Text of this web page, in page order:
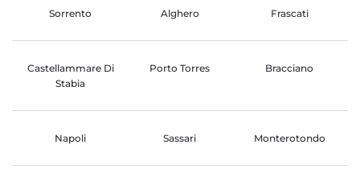
Sorrento Alghero Frascati
Castellammare Di
Stabia
Porto Torres Bracciano
Napoli Sassari Monterotondo